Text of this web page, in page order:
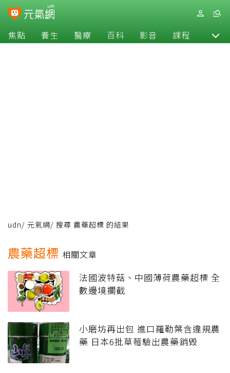
焦點 養生 醫療 百科 影音 課程 退休
udn/ 元氣網/ 搜尋 農藥超標 的結果
農藥超標 相關文章
法國波特菇、中國薄荷農藥超標 全
數邊境攔截
小磨坊再出包 進口羅勒葉含違規農
藥 日本6批草莓驗出農藥銷毀